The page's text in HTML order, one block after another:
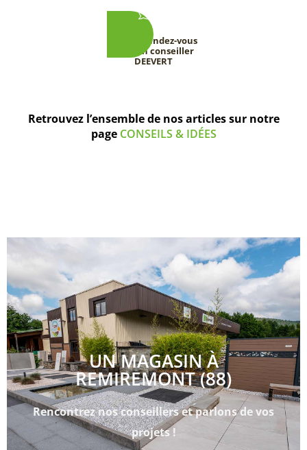
Prenez rendez-vous
avec un conseiller
DEEVERT
Retrouvez l’ensemble de nos articles sur notre
page CONSEILS & IDÉES
UN MAGASIN À
REMIREMONT (88)
Rencontrez nos conseillers et parlons de vos
projets !